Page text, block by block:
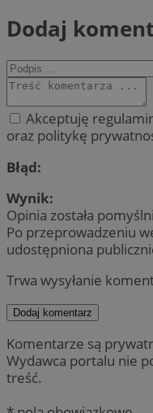
Dodaj
Akceptuję
oraz politykę
Błąd:
Wynik:
Opinia została
Po przeprowadzeniu
udostępniona
Trwa wysyłanie
Dodaj komentarz
Komentarze są
Wydawca portalu nie
treść.